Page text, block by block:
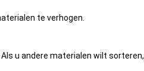
te verhogen.
u andere materialen wilt